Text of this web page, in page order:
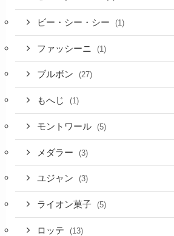
ビー・シー・シー (1)
ファッシーニ (1)
ブルボン (27)
もへじ (1)
モントワール (5)
メダラー (3)
ユジャン (3)
ライオン菓子 (5)
ロッテ (13)